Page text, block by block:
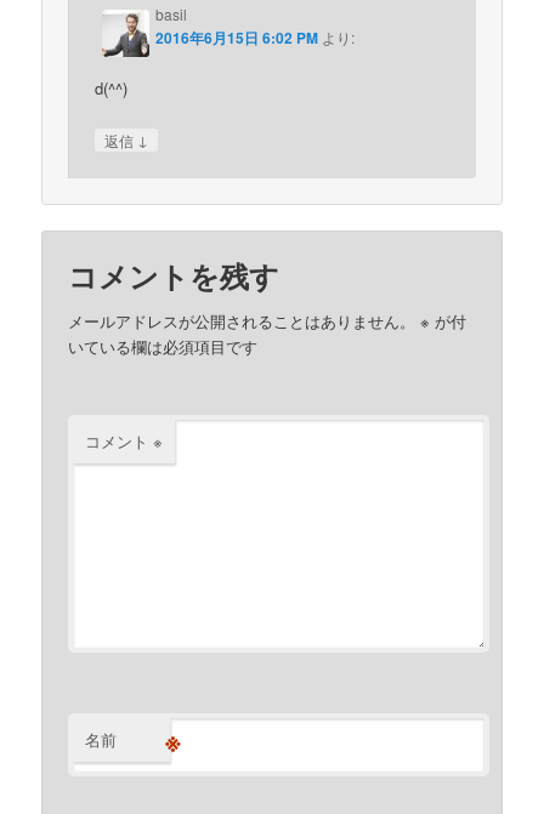
basil
2016年6月15日 6:02 PM より:
d(^^)
返信 ↓
コメントを残す
メールアドレスが公開されることはありません。 ※ が付
いている欄は必須項目です
コメント※
名前 ※